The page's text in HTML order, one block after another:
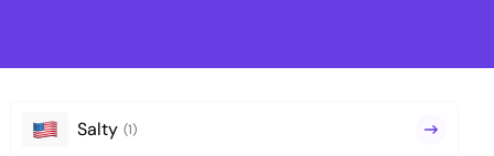
Salty (1)